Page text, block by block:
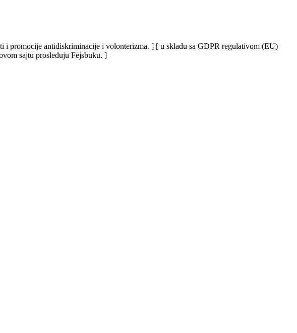
i promocije antidiskriminacije i volonterizma. ] [ u skladu sa GDPR regulativom (EU)
sajtu prosleđuju Fejsbuku. ]